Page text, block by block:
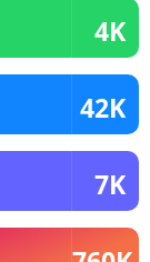
4K
42K
7K